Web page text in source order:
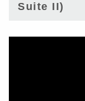
Suite II)